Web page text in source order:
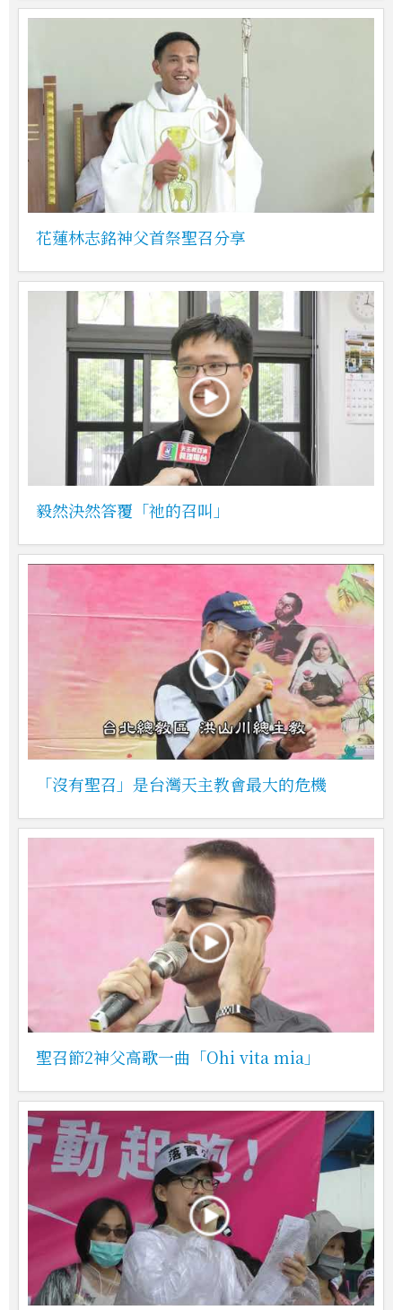
花蓮林志銘神父首祭聖召分享
毅然決然答覆「祂的召叫」
「沒有聖召」是台灣天主教會最大的危機
聖召節2神父高歌一曲「Ohi vita mia」